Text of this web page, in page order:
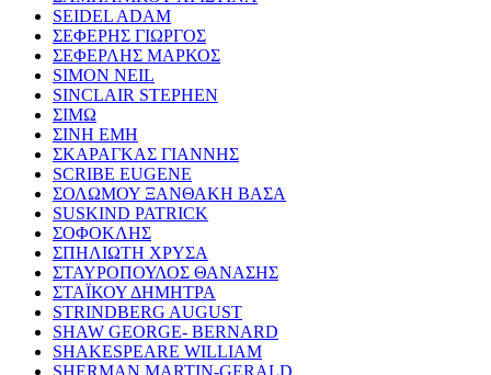
SEIDEL ADAM
ΣΕΦΕΡΗΣ ΓΙΩΡΓΟΣ
ΣΕΦΕΡΛΗΣ ΜΑΡΚΟΣ
SIMON NEIL
SINCLAIR STEPHEN
ΣΙΜΩ
ΣΙΝΗ ΕΜΗ
ΣΚΑΡΑΓΚΑΣ ΓΙΑΝΝΗΣ
SCRIBE EUGENE
ΣΟΛΩΜΟΥ ΞΑΝΘΑΚΗ ΒΑΣΑ
SUSKIND PATRICK
ΣΟΦΟΚΛΗΣ
ΣΠΗΛΙΩΤΗ ΧΡΥΣΑ
ΣΤΑΥΡΟΠΟΥΛΟΣ ΘΑΝΑΣΗΣ
ΣΤΑΪΚΟΥ ΔΗΜΗΤΡΑ
STRINDBERG AUGUST
SHAW GEORGE- BERNARD
SHAKESPEARE WILLIAM
SHERMAN MARTIN-GERALD